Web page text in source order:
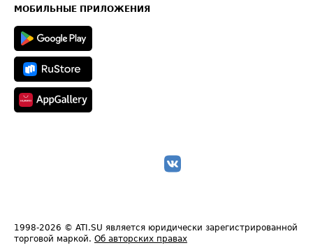
Техническая информация
МОБИЛЬНЫЕ ПРИЛОЖЕНИЯ
1998-2026 © ATI.SU является юридически зарегистрированной
торговой маркой. Об авторских правах